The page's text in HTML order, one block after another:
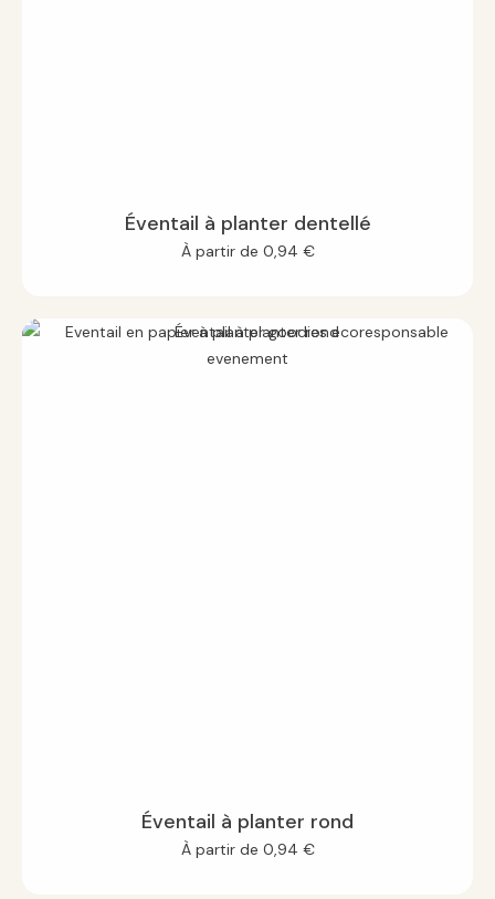
Éventail à planter dentellé
À partir de 0,94 €
Éventail à planter rond
À partir de 0,94 €